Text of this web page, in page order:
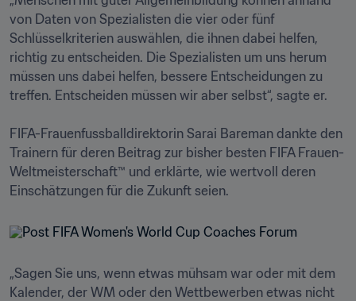
von Daten von Spezialisten die vier oder fünf
Schlüsselkriterien auswählen, die ihnen dabei helfen,
richtig zu entscheiden. Die Spezialisten um uns herum
müssen uns dabei helfen, bessere Entscheidungen zu
treffen. Entscheiden müssen wir aber selbst“, sagte er.
FIFA-Frauenfussballdirektorin Sarai Bareman dankte den
Trainern für deren Beitrag zur bisher besten FIFA Frauen-
Weltmeisterschaft™ und erklärte, wie wertvoll deren
„Sagen Sie uns, wenn etwas mühsam war oder mit dem
Kalender, der WM oder den Wettbewerben etwas nicht